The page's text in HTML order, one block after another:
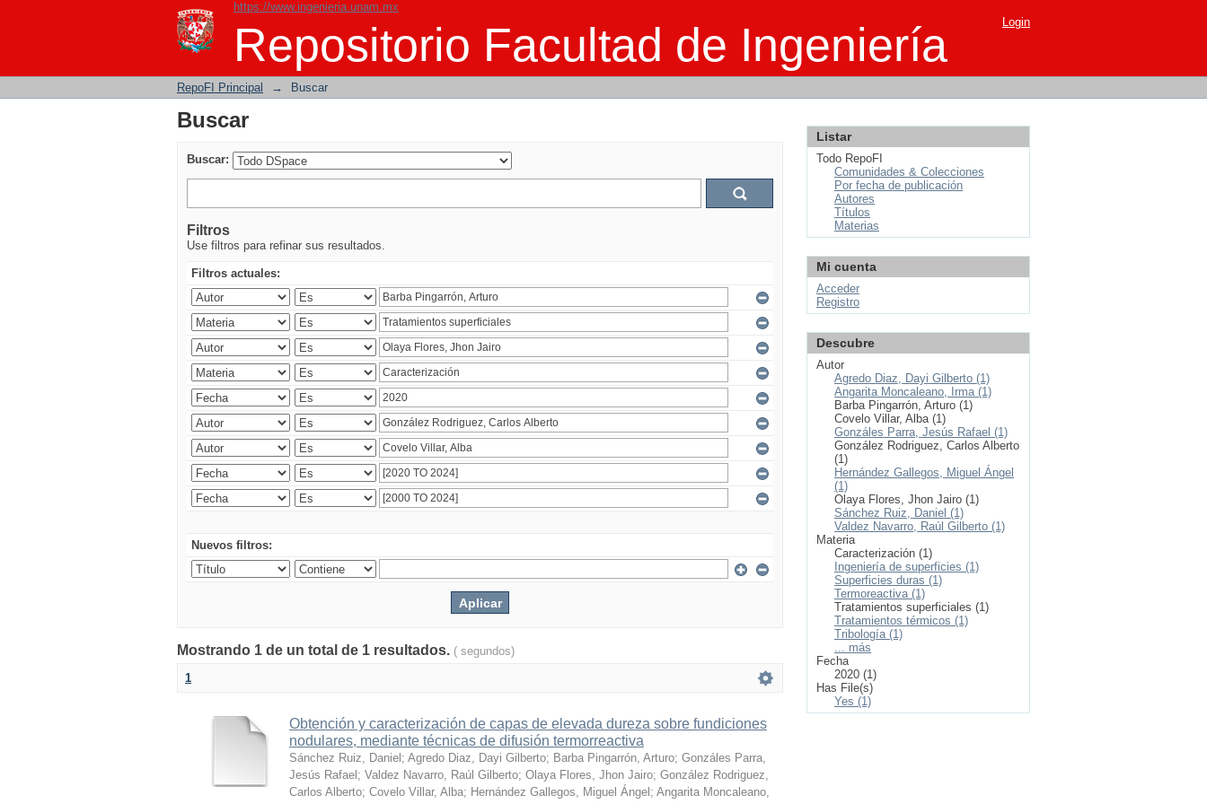
https://www.ingenieria.unam.mx
Repositorio Facultad de Ingeniería
Buscar Login
RepoFI Principal → Buscar
Buscar
Buscar:
Filtros
Use filtros para refinar sus resultados.
Filtros actuales:
Nuevos filtros:
Mostrando 1 de un total de 1 resultados. ( segundos)
1
Obtención y caracterización de capas de elevada dureza sobre fundiciones
nodulares, mediante técnicas de difusión termorreactiva
Sánchez Ruiz, Daniel ; Agredo Diaz, Dayi Gilberto; Barba Pingarrón, Arturo; Gonzáles Parra,
Jesús Rafael ; Valdez Navarro, Raúl Gilberto; Olaya Flores, Jhon Jairo; González Rodriguez,
Carlos Alberto; Covelo Villar, Alba; Hernández Gallegos, Miguel Ángel ; Angarita Moncaleano,
Listar
Todo RepoFI
Comunidades & Colecciones
Por fecha de publicación
Autores
Títulos
Materias
Mi cuenta
Acceder
Registro
Descubre
Autor
Agredo Diaz, Dayi Gilberto (1)
Angarita Moncaleano, Irma (1)
Barba Pingarrón, Arturo (1)
Covelo Villar, Alba (1)
Gonzáles Parra, Jesús Rafael (1)
González Rodriguez, Carlos Alberto
(1)
Hernández Gallegos, Miguel Ángel
(1)
Olaya Flores, Jhon Jairo (1)
Sánchez Ruiz, Daniel (1)
Valdez Navarro, Raúl Gilberto (1)
Materia
Caracterización (1)
Ingeniería de superficies (1)
Superficies duras (1)
Termoreactiva (1)
Tratamientos superficiales (1)
Tratamientos térmicos (1)
Tribología (1)
... más
Fecha
2020 (1)
Has File(s)
Yes (1)